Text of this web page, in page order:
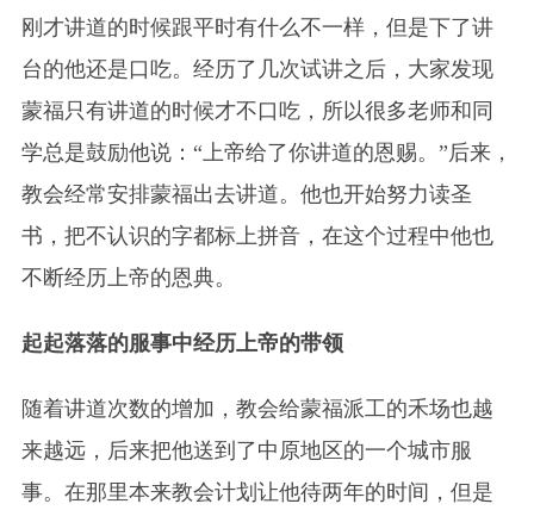
刚才讲道的时候跟平时有什么不一样，但是下了讲
台的他还是口吃。经历了几次试讲之后，大家发现
蒙福只有讲道的时候才不口吃，所以很多老师和同
学总是鼓励他说：“上帝给了你讲道的恩赐。”后来，
教会经常安排蒙福出去讲道。他也开始努力读圣
书，把不认识的字都标上拼音，在这个过程中他也
不断经历上帝的恩典。
起起落落的服事中经历上帝的带领
随着讲道次数的增加，教会给蒙福派工的禾场也越
来越远，后来把他送到了中原地区的一个城市服
事。在那里本来教会计划让他待两年的时间，但是